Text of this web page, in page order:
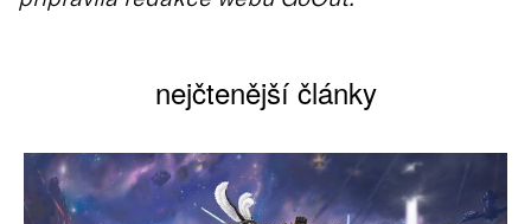
nejčtenější články